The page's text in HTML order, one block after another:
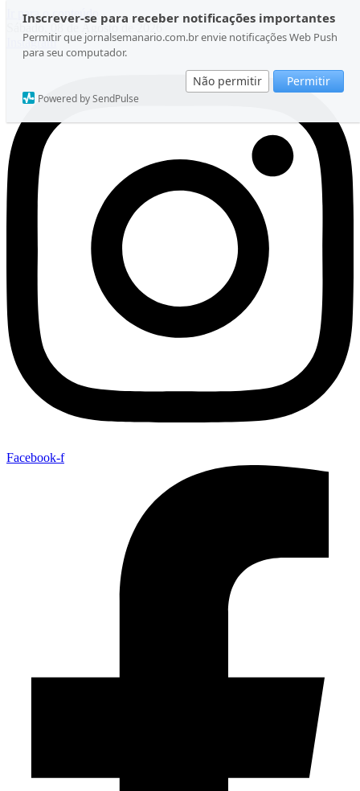
Inscrever-se para receber notificações importantes
Permitir que jornalsemanario.com.br envie notificações Web Push
para seu computador.
Não permitir Permitir
Powered by SendPulse
Ir para o conteúdo
Sábado, 08 de Agosto de 2026
Instagram
Facebook-f